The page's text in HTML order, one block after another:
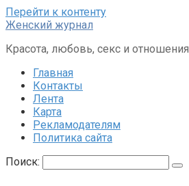
Перейти к контенту
Женский журнал
Красота, любовь, секс и отношения
Главная
Контакты
Лента
Карта
Рекламодателям
Политика сайта
Поиск: